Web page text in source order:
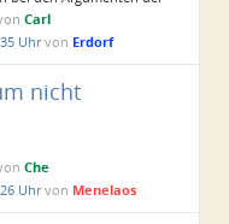
Carl
Uhrvon Erdorf
nicht
Che
Uhrvon Menelaos